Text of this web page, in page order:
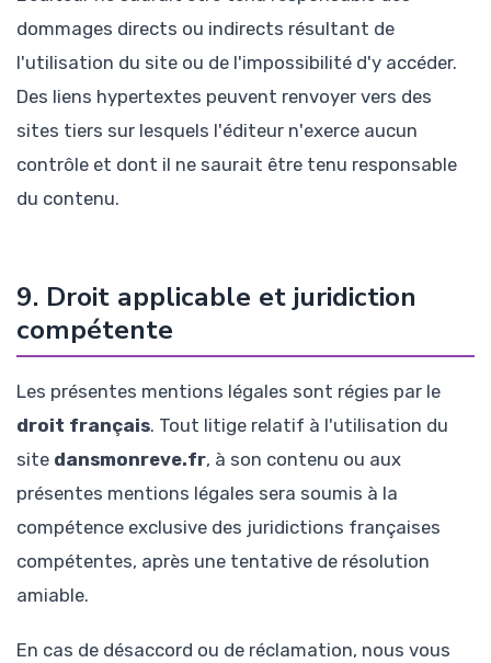
dommages directs ou indirects résultant de
l'utilisation du site ou de l'impossibilité d'y accéder.
Des liens hypertextes peuvent renvoyer vers des
sites tiers sur lesquels l'éditeur n'exerce aucun
contrôle et dont il ne saurait être tenu responsable
du contenu.
9. Droit applicable et juridiction
compétente
Les présentes mentions légales sont régies par le
droit français. Tout litige relatif à l'utilisation du
site dansmonreve.fr, à son contenu ou aux
présentes mentions légales sera soumis à la
compétence exclusive des juridictions françaises
compétentes, après une tentative de résolution
amiable.
En cas de désaccord ou de réclamation, nous vous